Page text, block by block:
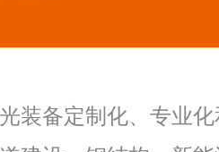
装备定制化、专业